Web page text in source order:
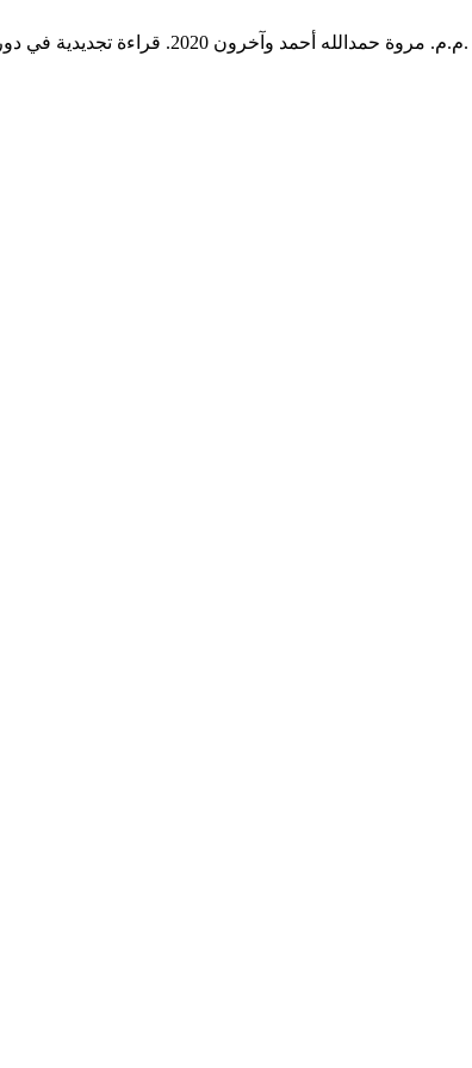
م.م. مروة حمدالله أحمد وآخرون 2020. قراءة تجديدية في دور التشريعات الجزائية في حماية المستهلك في العراق: (دراسة تحليلية في تشريعات ما بعد عام 2003).